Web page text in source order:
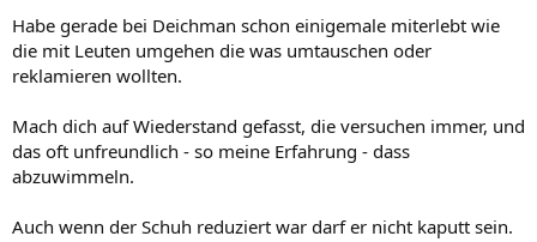
Habe gerade bei Deichman schon einigemale miterlebt wie
die mit Leuten umgehen die was umtauschen oder
reklamieren wollten.
Mach dich auf Wiederstand gefasst, die versuchen immer, und
das oft unfreundlich - so meine Erfahrung - dass
abzuwimmeln.
Auch wenn der Schuh reduziert war darf er nicht kaputt sein.